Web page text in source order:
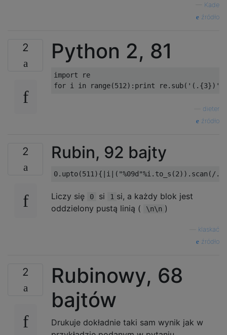
..X
.X.
..X
XX.
XX.
X.X
..X
XX.
XXX
XXX
Kade
źródło
2 Python 2, 81
import re
dieter
źródło
2 Rubin, 92 bajty
0.upto(511){| i |( "%09d"%i. to_s (2)). scan ( /
Liczy się 0 si 1 si, a każdy blok jest
oddzielony pustą linią (
\n\n )
klaskać
źródło
2
Rubinowy, 68
bajtów
Drukuje dokładnie taki sam wynik jak w